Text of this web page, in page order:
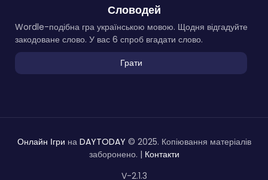
Словодей
Wordle-подібна гра українською мовою. Щодня відгадуйте
закодоване слово. У вас 6 спроб вгадати слово.
Грати
Онлайн Ігри на DAYTODAY © 2025. Копіювання матеріалів
заборонено. | Контакти
V-2.1.3